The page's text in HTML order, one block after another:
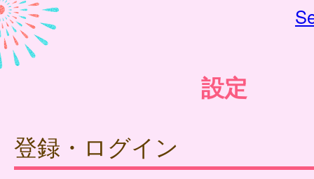
設定
登録・ログイン